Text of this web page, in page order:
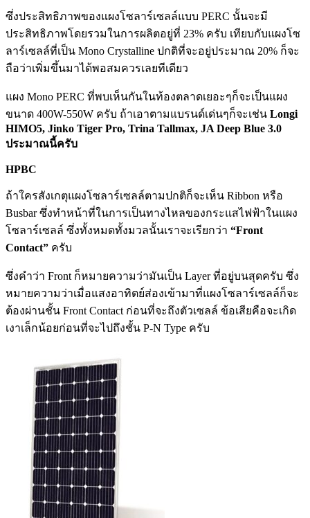
ซึ่งประสิทธิภาพของแผงโซลาร์เซลล์แบบ PERC นั้นจะมี
ประสิทธิภาพโดยรวมในการผลิตอยู่ที่ 23% ครับ เทียบกับแผงโซ
ลาร์เซลล์ที่เป็น Mono Crystalline ปกติที่จะอยู่ประมาณ 20% ก็จะ
ถือว่าเพิ่มขึ้นมาได้พอสมควรเลยทีเดียว
แผง Mono PERC ที่พบเห็นกันในท้องตลาดเยอะๆก็จะเป็นแผง
ขนาด 400W-550W ครับ ถ้าเอาตามแบรนด์เด่นๆก็จะเช่น Longi
HIMO5, Jinko Tiger Pro, Trina Tallmax, JA Deep Blue 3.0
ประมาณนี้ครับ
HPBC
ถ้าใครสังเกตุแผงโซลาร์เซลล์ตามปกติก็จะเห็น Ribbon หรือ
Busbar ซึ่งทำหน้าที่ในการเป็นทางไหลของกระแสไฟฟ้าในแผง
โซลาร์เซลล์ ซึ่งทั้งหมดทั้งมวลนั้นเราจะเรียกว่า “Front
Contact” ครับ
ซึ่งคำว่า Front ก็หมายความว่ามันเป็น Layer ที่อยู่บนสุดครับ ซึ่ง
หมายความว่าเมื่อแสงอาทิตย์ส่องเข้ามาที่แผงโซลาร์เซลล์ก็จะ
ต้องผ่านชั้น Front Contact ก่อนที่จะถึงตัวเซลล์ ข้อเสียคือจะเกิด
เงาเล็กน้อยก่อนที่จะไปถึงชั้น P-N Type ครับ